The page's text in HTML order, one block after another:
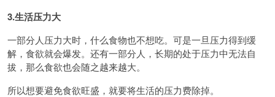
3.生活压力大
一部分人压力大时，什么食物也不想吃。可是一旦压力得到缓
解，食欲就会爆发。还有一部分人，长期的处于压力中无法自
拔，那么食欲也会随之越来越大。
所以想要避免食欲旺盛，就要将生活的压力费除掉。